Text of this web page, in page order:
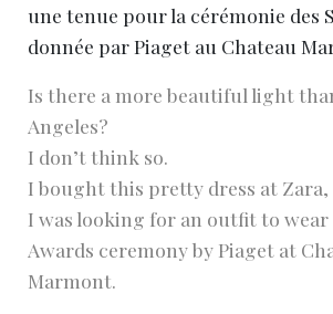
une tenue pour la cérémonie des
donnée par Piaget au Chateau
Is there a more beautiful light
Angeles?
I don’t think so.
I bought this pretty dress at
I was looking for an outfit to
Awards ceremony by Piaget at
Marmont.